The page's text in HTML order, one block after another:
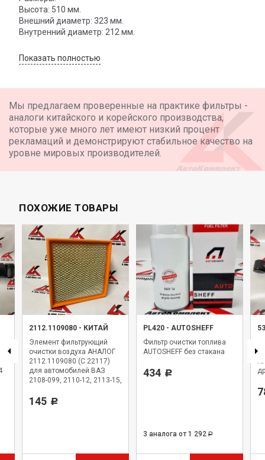
Высота: 510 мм.
Внешний диаметр: 323 мм.
Внутренний диаметр: 212 мм.
Показать полностью
Мы предлагаем проверенные на практике фильтры -
аналоги китайского и корейского производства,
которые уже много лет имеют низкий процент
рекламаций и демонстрируют стабильное качество на
уровне мировых производителей.
ПОХОЖИЕ ТОВАРЫ
2112.1109080 - КИТАЙ
Элемент фильтрующий
очистки воздуха АНАЛОГ
2112.1109080 (C 22117)
для автомобилей ВАЗ
2108-099, 2110-12, 2113-15,
Niva Travel 2123, Datsun
145 Р
PL420 - AUTOSHEFF
Фильтр очистки топлива
AUTOSHEFF без стакана
434 Р
3 аналога от 1 292 Р